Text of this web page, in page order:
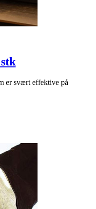
er svært effektive på